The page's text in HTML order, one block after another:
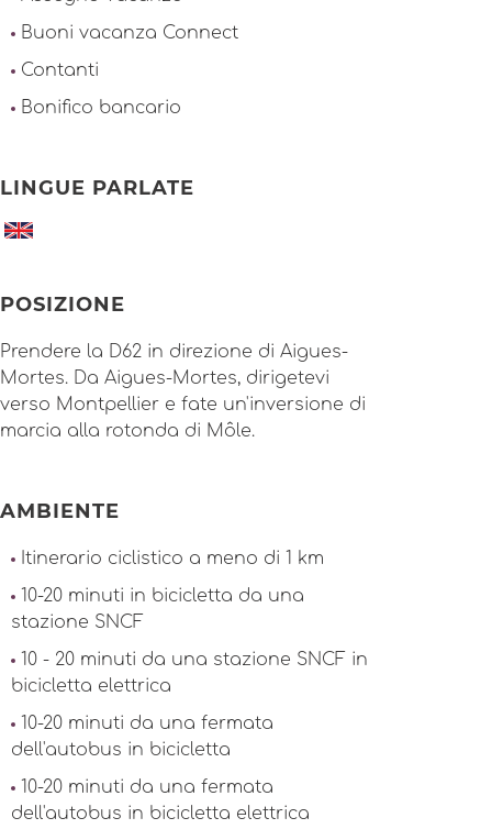
Buoni vacanza Connect
Contanti
Bonifico bancario
LINGUE PARLATE
POSIZIONE
Prendere la D62 in direzione di Aigues-
Mortes. Da Aigues-Mortes, dirigetevi
verso Montpellier e fate un'inversione di
marcia alla rotonda di Môle.
AMBIENTE
Itinerario ciclistico a meno di 1 km
10-20 minuti in bicicletta da una
stazione SNCF
10 - 20 minuti da una stazione SNCF in
bicicletta elettrica
10-20 minuti da una fermata
dell'autobus in bicicletta
10-20 minuti da una fermata
dell'autobus in bicicletta elettrica